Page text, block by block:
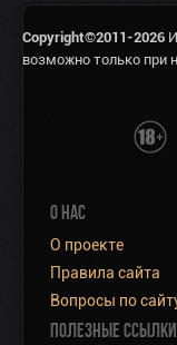
Copyright©2011-2026
возможно только при
О НАС
О проекте
Правила сайта
Вопросы по
ПОЛЕЗНЫЕ ССЫЛКИ